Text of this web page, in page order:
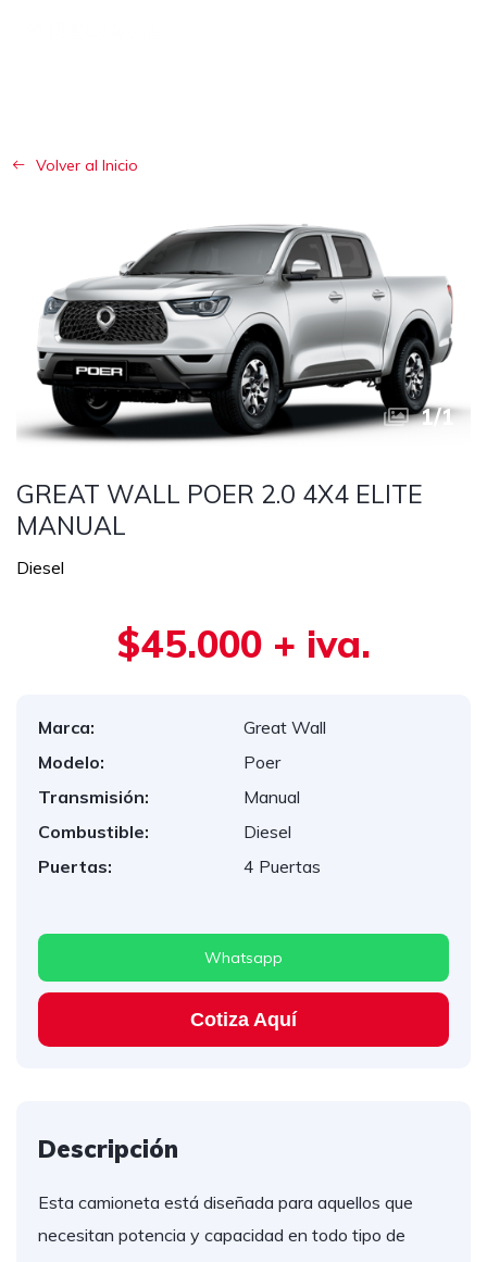
Volver al Inicio
1/1
GREAT WALL POER 2.0 4X4 ELITE
MANUAL
Diesel
$45.000 + iva.
Marca:
Great Wall
Modelo:
Poer
Transmisión:
Manual
Combustible:
Diesel
Puertas:
4 Puertas
Whatsapp
Cotiza Aquí
Descripción
Esta camioneta está diseñada para aquellos que
necesitan potencia y capacidad en todo tipo de